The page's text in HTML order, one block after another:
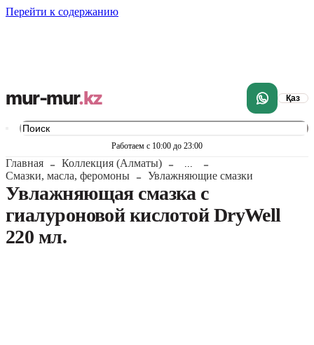
Перейти к содержанию
mur-mur.kz Қаз
Работаем с 10:00 до 23:00
Главная Коллекция (Алматы)
Смазки, масла, феромоны Увлажняющие смазки
Увлажняющая смазка с
гиалуроновой кислотой DryWell
220 мл.